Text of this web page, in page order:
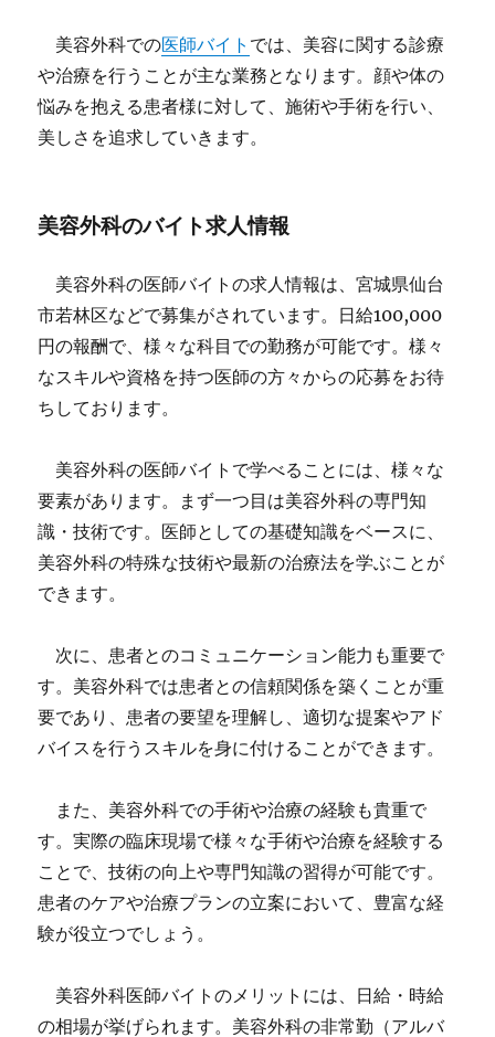
美容外科での医師バイト では、美容に関する診療
や治療を行うことが主な業務となります。顔や体の
悩みを抱える患者様に対して、施術や手術を行い、
美しさを追求していきます。
美容外科のバイト求人情報
美容外科の医師バイトの求人情報は、宮城県仙台
市若林区などで募集がされています。日給100,000
円の報酬で、様々な科目での勤務が可能です。様々
なスキルや資格を持つ医師の方々からの応募をお待
ちしております。
美容外科の医師バイトで学べることには、様々な
要素があります。まず一つ目は美容外科の専門知
識・技術です。医師としての基礎知識をベースに、
美容外科の特殊な技術や最新の治療法を学ぶことが
できます。
次に、患者とのコミュニケーション能力も重要で
す。美容外科では患者との信頼関係を築くことが重
要であり、患者の要望を理解し、適切な提案やアド
バイスを行うスキルを身に付けることができます。
また、美容外科での手術や治療の経験も貴重で
す。実際の臨床現場で様々な手術や治療を経験する
ことで、技術の向上や専門知識の習得が可能です。
患者のケアや治療プランの立案において、豊富な経
験が役立つでしょう。
美容外科医師バイトのメリットには、日給・時給
の相場が挙げられます。美容外科の非常勤（アルバ